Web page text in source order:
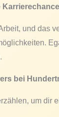
und das
bei
um dir